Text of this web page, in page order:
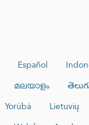
Español
മലയാളം
Yorùbá Lietuvių